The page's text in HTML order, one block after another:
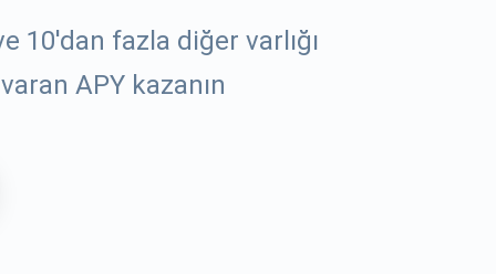
10'dan fazla diğer varlığı
APY kazanın